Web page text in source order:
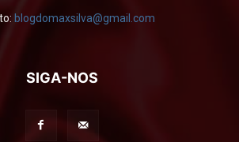
blogdomaxsilva@gmail.com
SIGA-NOS